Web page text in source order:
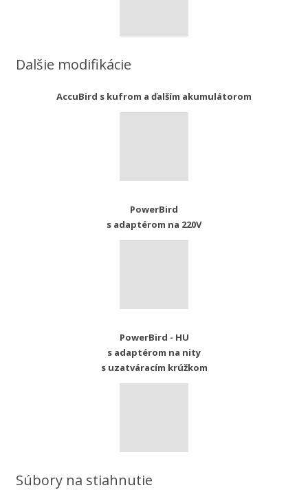
Dalšie modifikácie
AccuBird s kufrom a ďalším akumulátorom
PowerBird
s adaptérom na 220V
PowerBird - HU
s adaptérom na nity
s uzatváracím krúžkom
Súbory na stiahnutie